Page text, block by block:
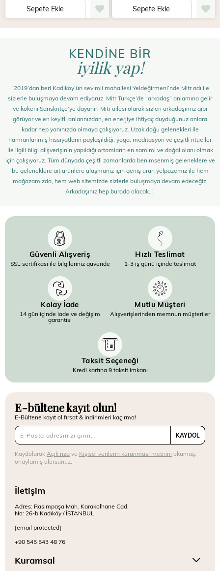
Sepete Ekle Sepete Ekle
KENDİNE BİR
iyilik yap!
“2019’dan beri Kadıköy’ün sevimli mahallesi Yeldeğirmeni’nde Mitr adı ile
sizlerle buluşmaya devam ediyoruz. Mitr Türkçe’de “arkadaş” anlamına gelir
ve kökeni Sanskritçe’ye dayanır. Mitr ailesi olarak sizleri arkadaşımız gibi
görüyor ve en keyifli anlarınızdan, en enerjiye ihtiyaç duyduğunuz anlara
kadar hep yanınızda olmaya çalışıyoruz. Uzak doğu gelenekleri ile
harmanlanmış hissiyatların paylaşıldığı; yoga, meditasyon ve çeşitli ritüeller
ile ilgili bilgi alışverişinin yapıldığı ortamların en samimi ve doğal olanı olmak
için çalışıyoruz. Tüm dünyada çeşitli zamanlarda benimsenmiş geleneklere ve
bu geleneklere ait ürünlere ulaşmanız için geniş ürün yelpazemiz ile hem
mağazamızda, hem web sitemizde sizlerle buluşmaya devam edeceğiz.
Arkadaşınız hep burada olacak…”
Güvenli Alışveriş
SSL sertifikası ile bilgileriniz güvende
Hızlı Teslimat
1-3 iş günü içinde teslimat
Kolay İade
14 gün içinde iade ve değişim
garantisi
Mutlu Müşteri
Alışverişlerinden memnun müşteriler
Taksit Seçeneği
Kredi kartına 9 taksit imkanı
E-bültene kayıt olun!
E-Bültene kayıt ol fırsat & indirimleri kaçırma!
KAYDOL
Kaydolarak Açık rızave Kişisel verilerin korunması metnini okumuş,
onaylamış olursunuz.
İletişim
Adres: Rasimpaşa Mah. Karakolhane Cad.
No: 26-b Kadıköy / İSTANBUL
[email protected]
+90 545 543 48 76
Kuramsal